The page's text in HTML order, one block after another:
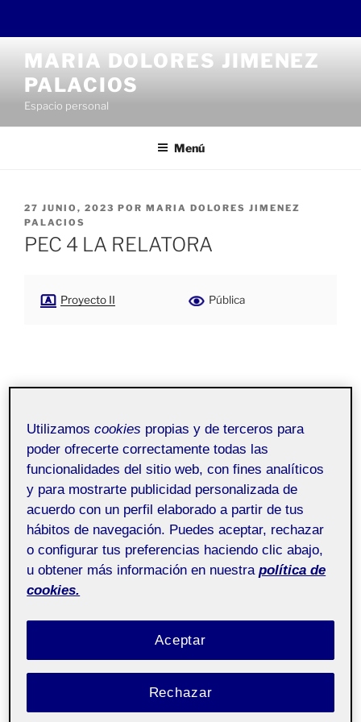
contenido
MARIA DOLORES JIMENEZ
PALACIOS
Espacio personal
Menú
PUBLICADO
EL
27 JUNIO, 2023 POR MARIA DOLORES JIMENEZ
PALACIOS
PEC 4 LA RELATORA
Proyecto II Pública
Utilizamoscookies propias y de terceros para
poder ofrecerte correctamente todas las
funcionalidades del sitio web, con fines analíticos
y para mostrarte publicidad personalizada de
acuerdo con un perfil elaborado a partir de tus
hábitos de navegación. Puedes aceptar, rechazar
o configurar tus preferencias haciendo clic abajo,
u obtener más información en nuestra política de
cookies.
Rechazar
Aceptar